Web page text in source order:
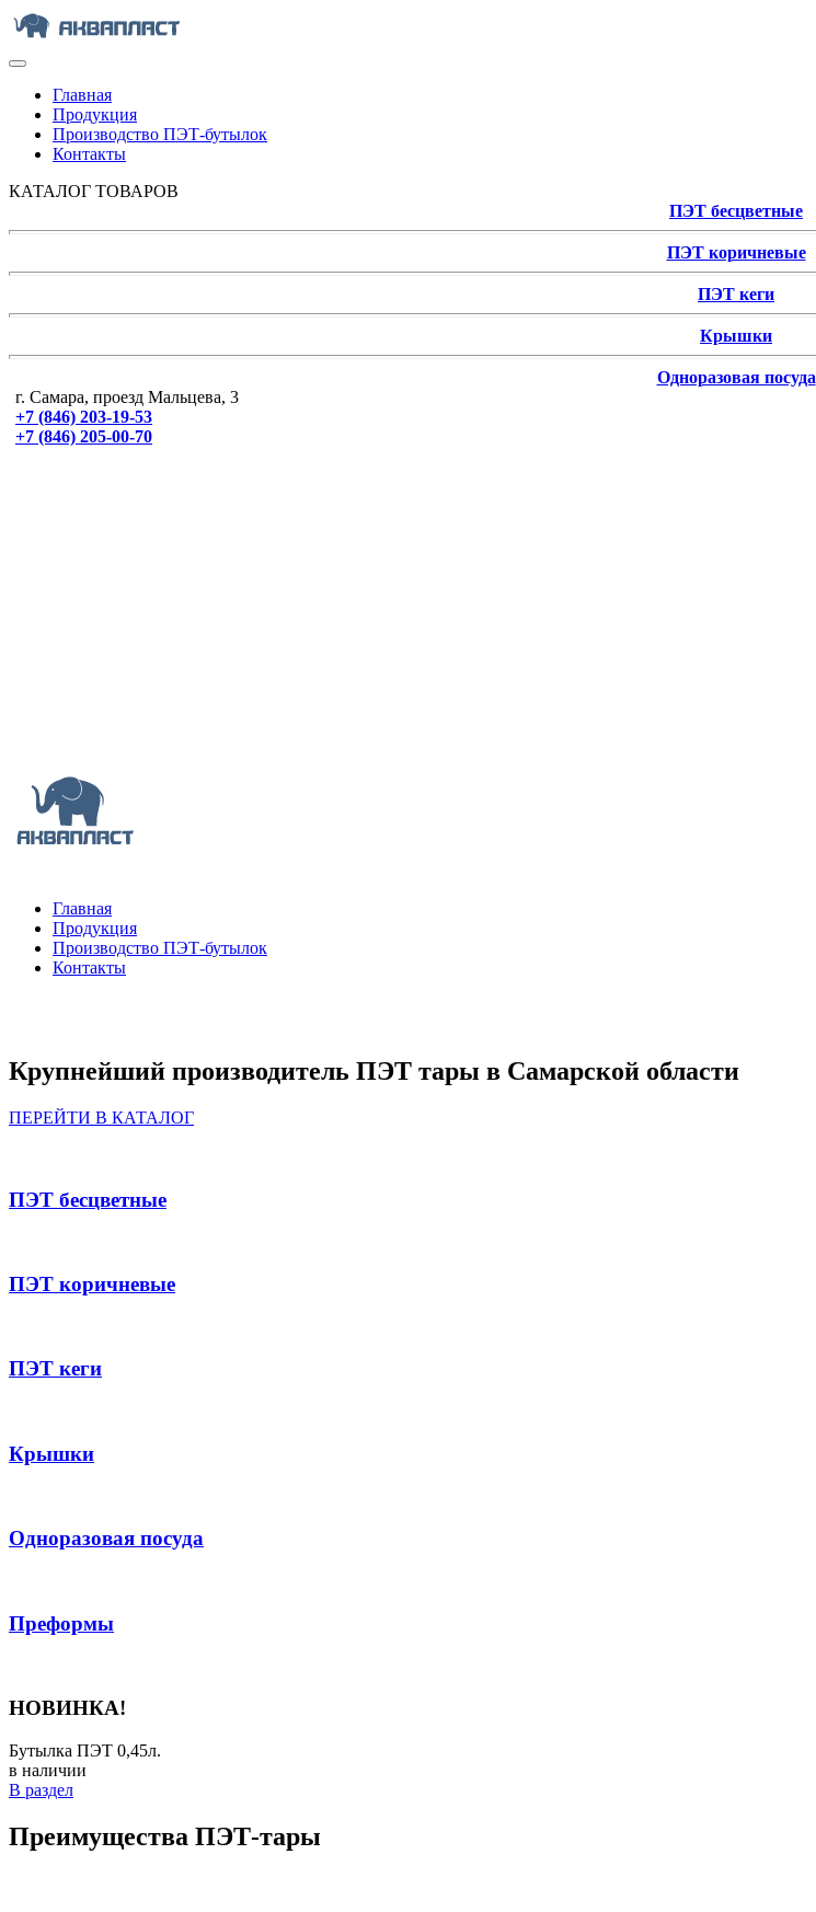
Главная
Продукция
Производство ПЭТ-бутылок
Контакты
КАТАЛОГ ТОВАРОВ
ПЭТ бесцветные
ПЭТ коричневые
ПЭТ кеги
Крышки
Одноразовая посуда
г. Самара, проезд Мальцева, 3
+7 (846) 203-19-53
+7 (846) 205-00-70
Главная
Продукция
Производство ПЭТ-бутылок
Контакты
Крупнейший производитель ПЭТ тары в Самарской области
ПЕРЕЙТИ В КАТАЛОГ
ПЭТ бесцветные
ПЭТ коричневые
ПЭТ кеги
Крышки
Одноразовая посуда
Преформы
НОВИНКА!
Бутылка ПЭТ 0,45л.
в наличии
В раздел
Преимущества ПЭТ-тары